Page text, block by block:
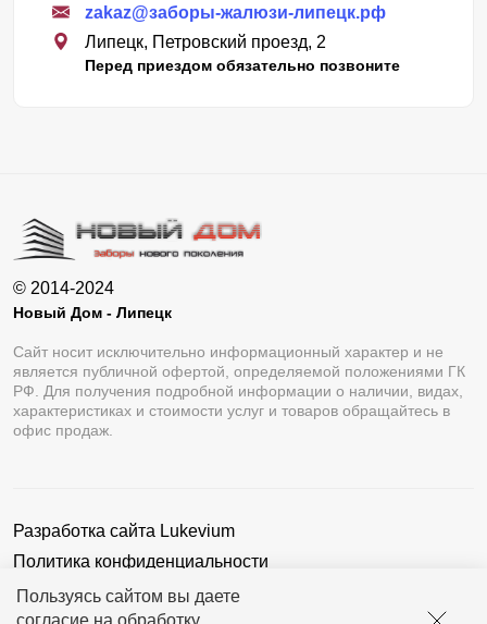
Пользуясь сайтом вы даете
согласие на обработку
zakaz@заборы-жалюзи-липецк.рф
Липецк, Петровский проезд, 2
Перед приездом обязательно позвоните
© 2014-2024
Новый Дом - Липецк
Сайт носит исключительно информационный характер и не
является публичной офертой, определяемой положениями ГК
РФ. Для получения подробной информации о наличии, видах,
характеристиках и стоимости услуг и товаров обращайтесь в
офис продаж.
Разработка сайта Lukevium
Политика конфиденциальности
Пользовательское соглашение